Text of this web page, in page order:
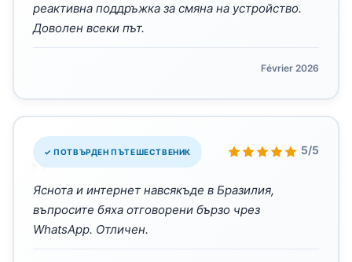
реактивна поддръжка за смяна на устройство.
Доволен всеки път.
Février 2026
✓ ПОТВЪРДЕН ПЪТЕШЕСТВЕНИК 5/5
„
Яснота и интернет навсякъде в Бразилия,
въпросите бяха отговорени бързо чрез
WhatsApp. Отличен.